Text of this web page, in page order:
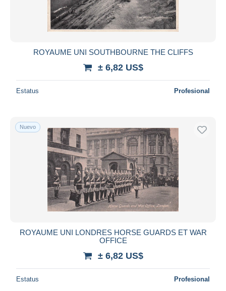
ROYAUME UNI SOUTHBOURNE THE CLIFFS
± 6,82 US$
Estatus Profesional
Nuevo
ROYAUME UNI LONDRES HORSE GUARDS ET WAR
OFFICE
± 6,82 US$
Estatus Profesional